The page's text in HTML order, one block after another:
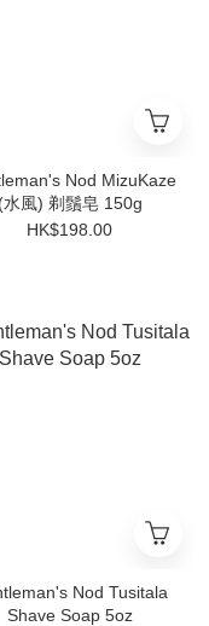
Nod MizuKaze
(水風) 剃鬚皂 150g
HK$198.00
Nod Tusitala
Shave Soap 5oz